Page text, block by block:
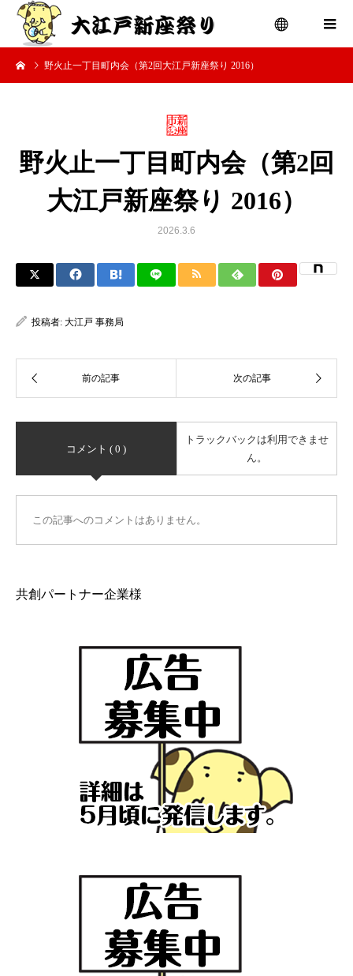
野火止一丁目町内会（第2回大江戸新座祭り 2016）
野火止一丁目町内会（第2回
大江戸新座祭り 2016）
2026.3.6
投稿者: 大江戸 事務局
コメント ( 0 )
トラックバックは利用できませ
ん。
この記事へのコメントはありません。
共創パートナー企業様